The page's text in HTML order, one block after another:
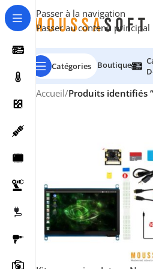
Passer à la navigation
Passer au contenu principal
Catégories Boutique
Accueil/Produits identifiés